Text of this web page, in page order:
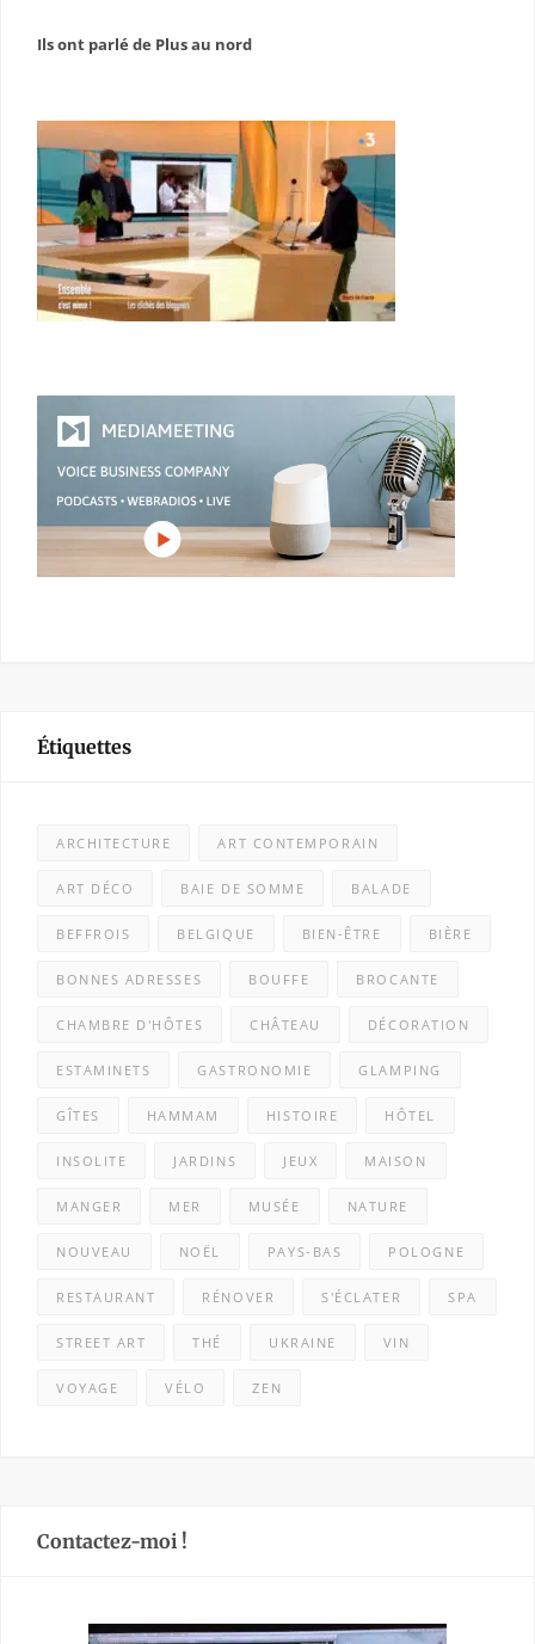
Ils ont parlé de Plus au nord
Étiquettes
ARCHITECTURE ART CONTEMPORAIN
ART DÉCO BAIE DE SOMME BALADE
BEFFROIS BELGIQUE BIEN-ÊTRE BIÈRE
BONNES ADRESSES BOUFFE BROCANTE
CHAMBRE D'HÔTES CHÂTEAU DÉCORATION
ESTAMINETS GASTRONOMIE GLAMPING
GÎTES HAMMAM HISTOIRE HÔTEL
INSOLITE JARDINS JEUX MAISON
MANGER MER MUSÉE NATURE
NOUVEAU NOËL PAYS-BAS POLOGNE
RESTAURANT RÉNOVER S'ÉCLATER SPA
STREET ART THÉ UKRAINE VIN
VOYAGE VÉLO ZEN
Contactez-moi !